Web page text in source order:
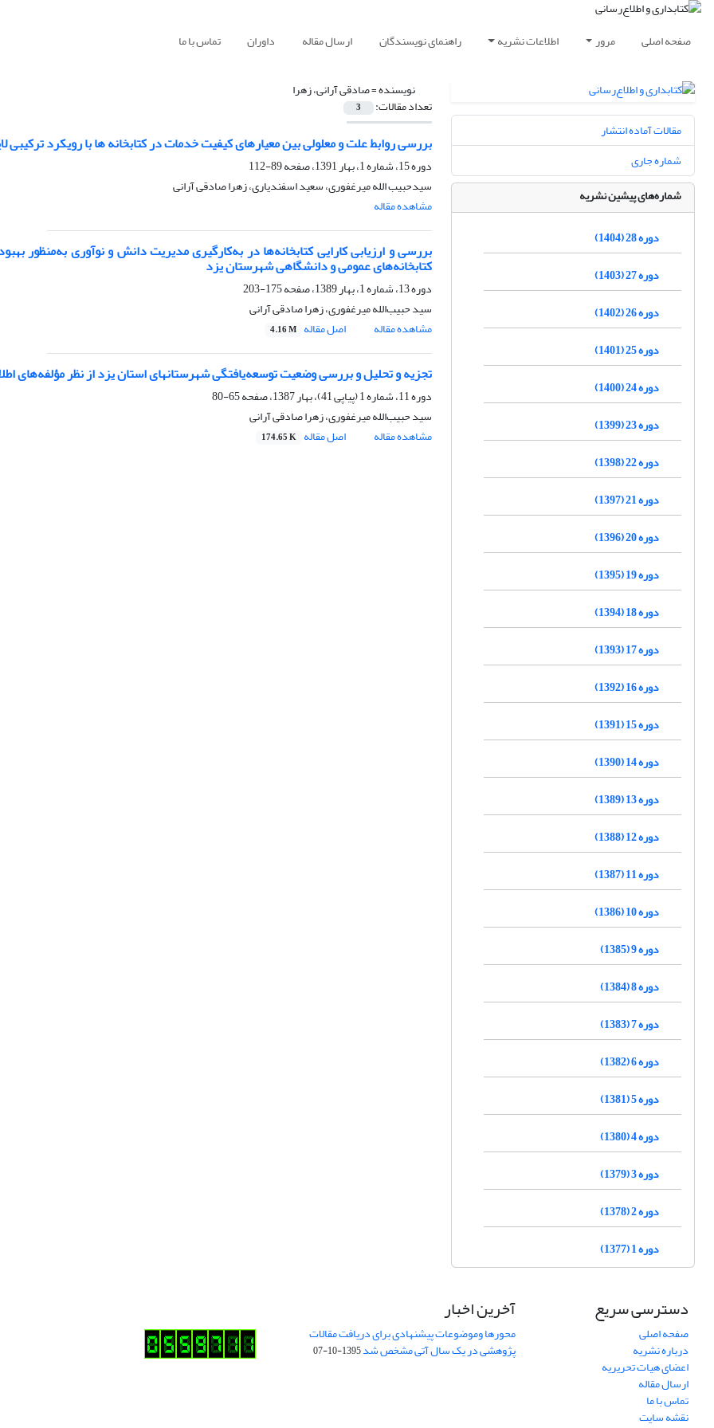
صفحه اصلی مرور اطلاعات نشریه راهنمای نویسندگان ارسال مقاله داوران تماس با ما
نویسنده =صادقی آرانی، زهرا
تعداد مقالات: 3
بررسی روابط علت و معلولی بین معیارهای کیفیت خدمات در کتابخانه ها با رویکرد
دوره 15، شماره 1، بهار 1391، صفحه
89-112
سیدحبیب الله میرغفوری، سعید اسفندیاری، زهرا صادقی آرانی
مشاهده مقاله
کتابخانه‌های عمومی و دانشگاهی شهرستان یزد
دوره 13، شماره 1، بهار 1389، صفحه
175-203
سید حبیب‌الله میرغفوری، زهرا صادقی آرانی
مشاهده مقاله
اصل مقاله 4.16 M
تجزیه و تحلیل و بررسی وضعیت توسعه‌یافتگی شهرستانهای استان یزد از نظر مؤلفه‌های
دوره 11، شماره 1 (پیاپی 41)، بهار 1387، صفحه
65-80
سید حبیب‌الله میرغفوری، زهرا صادقی آرانی
مشاهده مقاله
اصل مقاله 174.65 K
مقالات آماده انتشار
شماره جاری
شماره‌های پیشین نشریه
دوره 28 (1404)
دوره 27 (1403)
دوره 26 (1402)
دوره 25 (1401)
دوره 24 (1400)
دوره 23 (1399)
دوره 22 (1398)
دوره 21 (1397)
دوره 20 (1396)
دوره 19 (1395)
دوره 18 (1394)
دوره 17 (1393)
دوره 16 (1392)
دوره 15 (1391)
دوره 14 (1390)
دوره 13 (1389)
دوره 12 (1388)
دوره 11 (1387)
دوره 10 (1386)
دوره 9 (1385)
دوره 8 (1384)
دوره 7 (1383)
دوره 6 (1382)
دوره 5 (1381)
دوره 4 (1380)
دوره 3 (1379)
دوره 2 (1378)
دوره 1 (1377)
دسترسی سریع
صفحه اصلی
درباره نشریه
اعضای هیات تحریریه
ارسال مقاله
تماس با ما
نقشه سایت
آخرین اخبار
محورها وموضوعات پیشنهادی برای دریافت مقالات
پژوهشی در یک سال آتی مشخص شد1395-10-07